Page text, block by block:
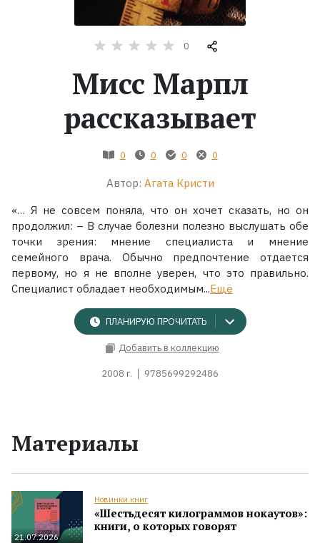
0
Мисс Марпл
рассказывает
0 0 0 0
Автор: Агата Кристи
«… Я не совсем поняла, что он хочет сказать, но он
продолжил: – В случае болезни полезно выслушать обе
точки зрения: мнение специалиста и мнение
семейного врача. Обычно предпочтение отдается
первому, но я не вполне уверен, что это правильно.
Специалист обладает необходимым...Ещё
ПЛАНИРУЮ ПРОЧИТАТЬ
Добавить в коллекцию
2008 г. 9785699292486
Материалы
21.07.2026
Новинки книг
«Шестьдесят килограммов нокаутов»:
книги, о которых говорят